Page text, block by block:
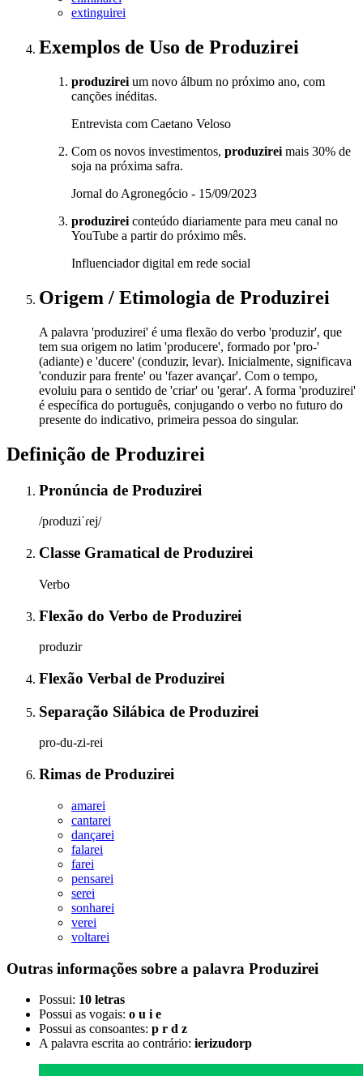
extinguirei
Exemplos de Uso de Produzirei
produzirei um novo álbum no próximo ano, com
canções inéditas.
Entrevista com Caetano Veloso
Com os novos investimentos, produzirei mais 30% de
soja na próxima safra.
Jornal do Agronegócio - 15/09/2023
produzirei conteúdo diariamente para meu canal no
YouTube a partir do próximo mês.
Influenciador digital em rede social
Origem / Etimologia de Produzirei
A palavra 'produzirei' é uma flexão do verbo 'produzir', que
tem sua origem no latim 'producere', formado por 'pro-'
(adiante) e 'ducere' (conduzir, levar). Inicialmente, significava
'conduzir para frente' ou 'fazer avançar'. Com o tempo,
evoluiu para o sentido de 'criar' ou 'gerar'. A forma 'produzirei'
é específica do português, conjugando o verbo no futuro do
presente do indicativo, primeira pessoa do singular.
Definição de Produzirei
Pronúncia de Produzirei
/pɾoduziˈɾej/
Classe Gramatical de Produzirei
Verbo
Flexão do Verbo de Produzirei
produzir
Flexão Verbal de Produzirei
Separação Silábica de Produzirei
pro-du-zi-rei
Rimas de Produzirei
amarei
cantarei
dançarei
falarei
farei
pensarei
serei
sonharei
verei
voltarei
Outras informações sobre a palavra Produzirei
Possui: 10 letras
Possui as vogais: o u i e
Possui as consoantes: p r d z
A palavra escrita ao contrário: ierizudorp